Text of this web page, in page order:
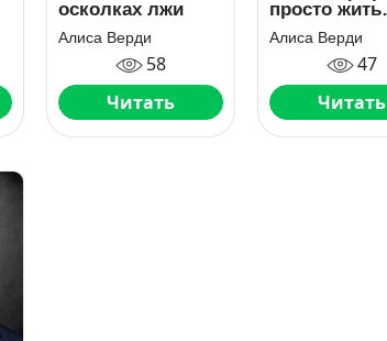
осколках лжи
Алиса Верди
58
Читать
просто жить
дальше
Алиса Верди
47
Читать